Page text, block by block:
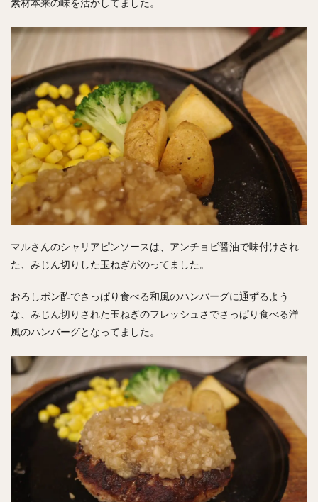
素材本来の味を活かしてました。
マルさんのシャリアピンソースは、アンチョビ醤油で味付けされ
た、みじん切りした玉ねぎがのってました。
おろしポン酢でさっぱり食べる和風のハンバーグに通ずるよう
な、みじん切りされた玉ねぎのフレッシュさでさっぱり食べる洋
風のハンバーグとなってました。